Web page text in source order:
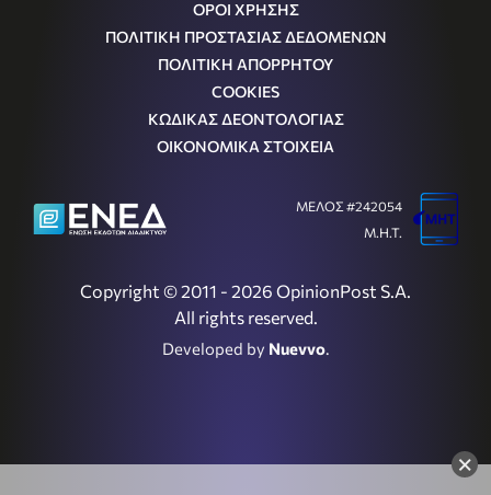
×
ΟΡΟΙ ΧΡΗΣΗΣ
ΠΟΛΙΤΙΚΗ ΠΡΟΣΤΑΣΙΑΣ ΔΕΔΟΜΕΝΩΝ
ΠΟΛΙΤΙΚΗ ΑΠΟΡΡΗΤΟΥ
COOKIES
ΚΩΔΙΚΑΣ ΔΕΟΝΤΟΛΟΓΙΑΣ
ΟΙΚΟΝΟΜΙΚΑ ΣΤΟΙΧΕΙΑ
Copyright © 2011 - 2026 OpinionPost S.A.
All rights reserved.
Developed by Nuevvo.
ΜΕΛΟΣ #242054
Μ.Η.Τ.